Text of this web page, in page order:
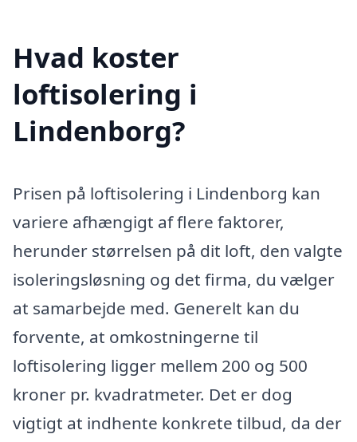
Hvad koster
loftisolering i
Lindenborg?
Prisen på loftisolering i Lindenborg kan
variere afhængigt af flere faktorer,
herunder størrelsen på dit loft, den valgte
isoleringsløsning og det firma, du vælger
at samarbejde med. Generelt kan du
forvente, at omkostningerne til
loftisolering ligger mellem 200 og 500
kroner pr. kvadratmeter. Det er dog
vigtigt at indhente konkrete tilbud, da der